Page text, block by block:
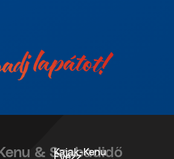
& Szabadidő
Kajak-Kenu